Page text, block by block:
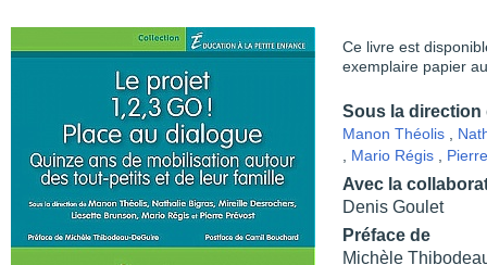
Ce livre est
exemplaire papier
Sous la direction
Manon Théolis
Mario Régis
Avec la
Denis Goulet
Préface de
Michèle